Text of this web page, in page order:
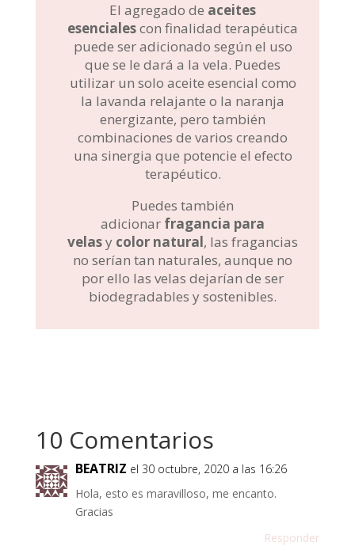
El agregado de aceites
esencialescon finalidad terapéutica
puede ser adicionado según el uso
que se le dará a la vela. Puedes
utilizar un solo aceite esencial como
la lavanda relajante o la naranja
energizante, pero también
combinaciones de varios creando
una sinergia que potencie el efecto
terapéutico.
Puedes también
adicionar fragancia para
velasy color natural, las fragancias
no serían tan naturales, aunque no
por ello las velas dejarían de ser
biodegradables y sostenibles.
10 Comentarios
BEATRIZ el 30 octubre, 2020 a las 16:26
Hola, esto es maravilloso, me encanto.
Gracias
Responder